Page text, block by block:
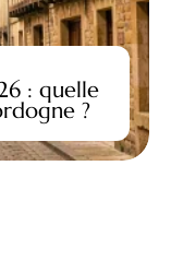
: quelle
?